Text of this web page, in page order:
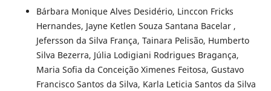
Bárbara Monique Alves Desidério, Linccon Fricks
Hernandes, Jayne Ketlen Souza Santana Bacelar ,
Jefersson da Silva França, Tainara Pelisão, Humberto
Silva Bezerra, Júlia Lodigiani Rodrigues Bragança,
Maria Sofia da Conceição Ximenes Feitosa, Gustavo
Francisco Santos da Silva, Karla Leticia Santos da Silva